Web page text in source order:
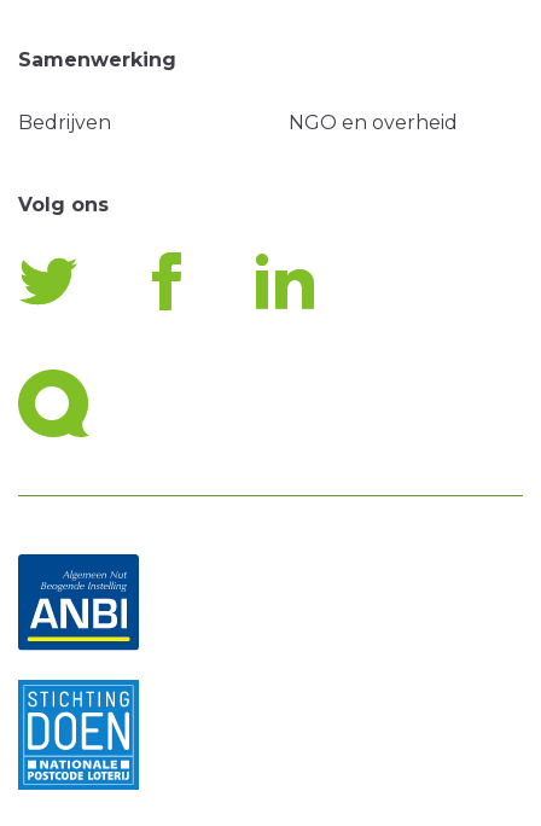
Samenwerking
Bedrijven NGO en overheid
Volg ons